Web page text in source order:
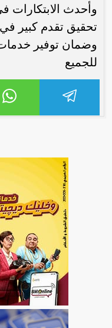
وأحدث الابتكارات
تحقيق تقدم كبير
وضمان توفير
للجميع